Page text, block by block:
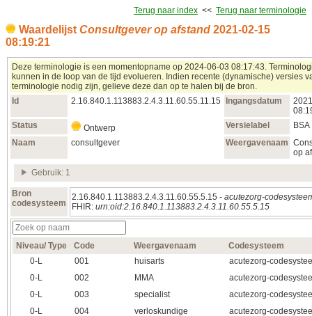
Terug naar index << Terug naar terminologie
Waardelijst Consultgever op afstand 2021‑02‑15
08:19:21
Deze terminologie is een momentopname op 2024‑06‑03 08:17:43.
kunnen in de loop van de tijd evolueren. Indien recente (dynamische) versies
terminologie nodig zijn, gelieve deze dan op te halen bij de bron.
Id
2.16.840.1.113883.2.4.3.11.60.55.11.15 Ingangsdatum
Status
Ontwerp Versielabel
BSA
Naam
consultgever Weergavenaam
op
Gebruik: 1
Bron
codesysteem
2.16.840.1.113883.2.4.3.11.60.55.5.15 - acutezorg-
FHIR: urn:oid:2.16.840.1.113883.2.4.3.11.60.55.5.15
Niveau/ Type Code Weergavenaam
Codesysteem
0‑L
001 huisarts
acutezorg-
0‑L
002 MMA
acutezorg-
0‑L
003 specialist
acutezorg-
0‑L
004 verloskundige
acutezorg-